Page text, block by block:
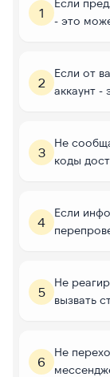
1
- это
2
Если от
аккаунт -
3
Не
коды
4
Если
5
Не
вызвать
6
Не